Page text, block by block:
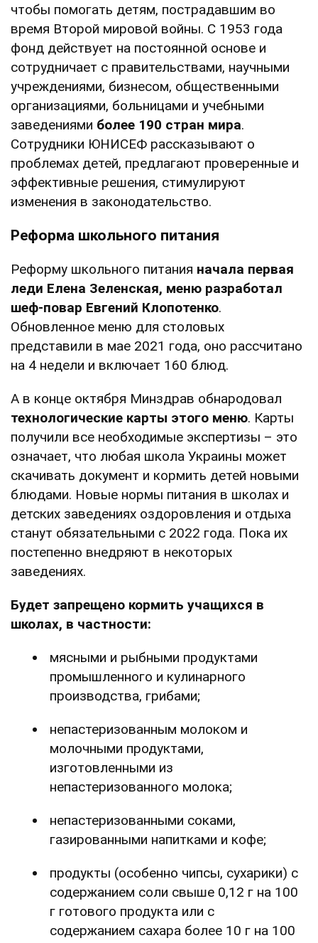
чтобы помогать детям, пострадавшим во
время Второй мировой войны. С 1953 года
фонд действует на постоянной основе и
сотрудничает с правительствами, научными
учреждениями, бизнесом, общественными
организациями, больницами и учебными
заведениями более 190 стран мира.
Сотрудники ЮНИСЕФ рассказывают о
проблемах детей, предлагают проверенные и
эффективные решения, стимулируют
изменения в законодательство.
Реформа школьного питания
Реформу школьного питания начала первая
леди Елена Зеленская, меню разработал
шеф-повар Евгений Клопотенко.
Обновленное меню для столовых
представили в мае 2021 года, оно рассчитано
на 4 недели и включает 160 блюд.
А в конце октября Минздрав обнародовал
технологические карты этого меню. Карты
получили все необходимые экспертизы – это
означает, что любая школа Украины может
скачивать документ и кормить детей новыми
блюдами. Новые нормы питания в школах и
детских заведениях оздоровления и отдыха
станут обязательными с 2022 года. Пока их
постепенно внедряют в некоторых
заведениях.
Будет запрещено кормить учащихся в
школах, в частности:
мясными и рыбными продуктами
промышленного и кулинарного
производства, грибами;
непастеризованным молоком и
молочными продуктами,
изготовленными из
непастеризованного молока;
непастеризованными соками,
газированными напитками и кофе;
продукты (особенно чипсы, сухарики) с
содержанием соли свыше 0,12 г на 100
г готового продукта или с
содержанием сахара более 10 г на 100